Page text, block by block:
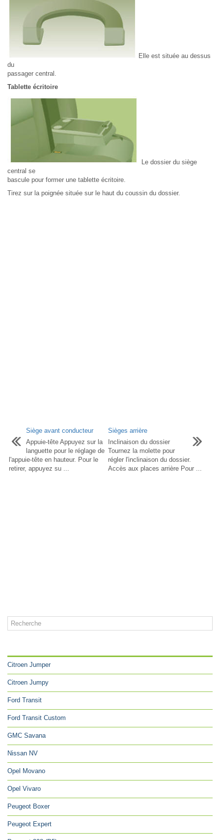
Elle est située au dessus
du
passager central.
Tablette écritoire
Le dossier du siège
central se
bascule pour former une tablette écritoire.
Tirez sur la poignée située sur le haut du coussin du dossier.
Siège avant conducteur
Appuie-tête Appuyez sur la
languette pour le réglage de
l'appuie-tête en hauteur. Pour le
retirer, appuyez su ...
Sièges arrière
Inclinaison du dossier
Tournez la molette pour
régler l'inclinaison du dossier.
Accès aux places arrière Pour ...
Citroen Jumper
Citroen Jumpy
Ford Transit
Ford Transit Custom
GMC Savana
Nissan NV
Opel Movano
Opel Vivaro
Peugeot Boxer
Peugeot Expert